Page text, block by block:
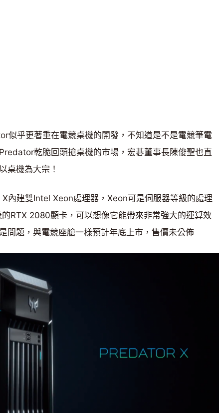
似乎更著重在電競桌機的開發，不知道是不是電競筆電
乾脆回頭搶桌機的市場，宏碁董事長陳俊聖也直
桌機為大宗！
內建雙Intel Xeon處理器，Xeon可是伺服器等級的處理
RTX 2080顯卡，可以想像它能帶來非常強大的運算效
問題，與電競座艙一樣預計年底上市，售價未公佈